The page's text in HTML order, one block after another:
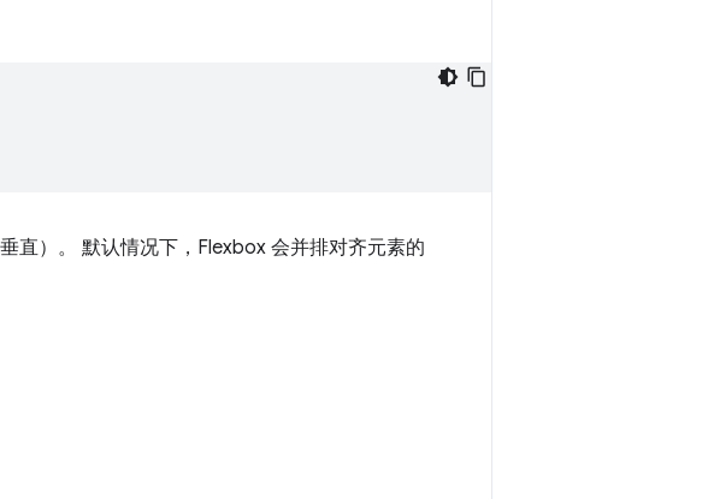
直）。 默认情况下，Flexbox 会并排对齐元素的